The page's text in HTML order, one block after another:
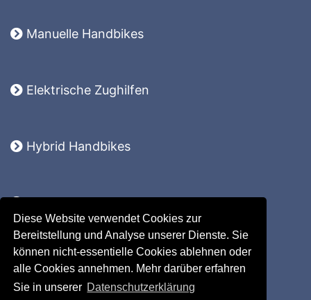
Diese Website verwendet Cookies zur
Bereitstellung und Analyse unserer Dienste. Sie
können nicht-essentielle Cookies ablehnen oder
alle Cookies annehmen. Mehr darüber erfahren
Sie in unserer Datenschutzerklärung
Manuelle Handbikes
Elektrische Zughilfen
Hybrid Handbikes
Lomo 360
Ersatzteile
Zubehör